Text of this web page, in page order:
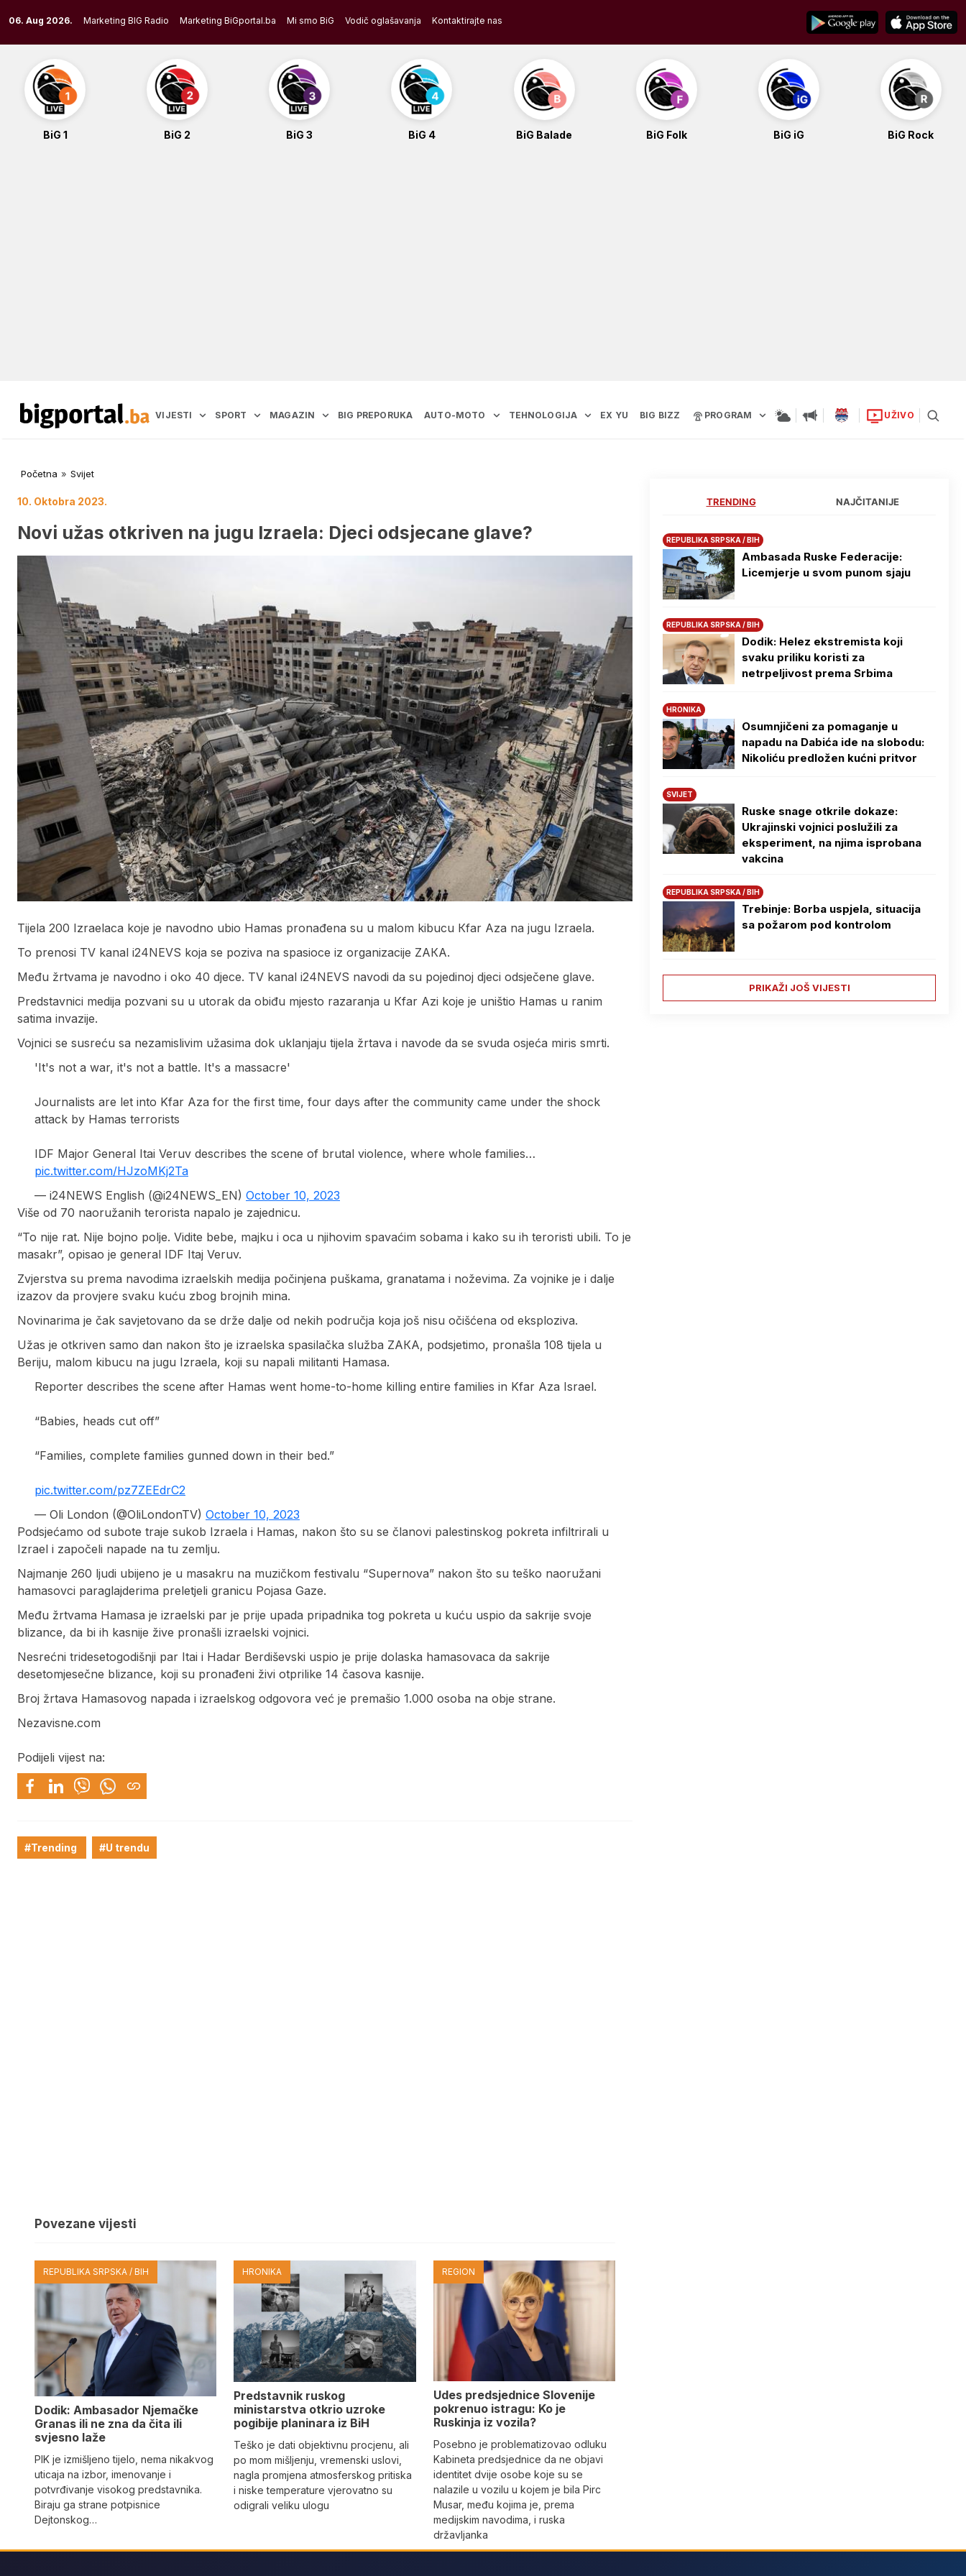
to
content
06. Aug 2026. Marketing BIG Radio Marketing BiGportal.ba Mi smo BiG Vodič oglašavanja Kontaktirajte nas
BiG 1 BiG 2 BiG 3 BiG 4 BiG Balade BiG Folk BiG iG BiG Rock
VIJESTI SPORT MAGAZIN BIG PREPORUKA AUTO-MOTO TEHNOLOGIJA EX YU BIG BIZZ PROGRAM UŽIVO
Početna » Svijet
10. Oktobra 2023.
Novi užas otkriven na jugu Izraela: Djeci odsjecane glave?
Tijela 200 Izraelaca koje je navodno ubio Hamas pronađena su u malom kibucu Кfar Aza na jugu Izraela.
To prenosi TV kanal i24NEVS koja se poziva na spasioce iz organizacije ZAКA.
Među žrtvama je navodno i oko 40 djece. TV kanal i24NEVS navodi da su pojedinoj djeci odsječene glave.
Predstavnici medija pozvani su u utorak da obiđu mjesto razaranja u Кfar Azi koje je uništio Hamas u ranim
satima invazije.
Vojnici se susreću sa nezamislivim užasima dok uklanjaju tijela žrtava i navode da se svuda osjeća miris smrti.
'It's not a war, it's not a battle. It's a massacre'
Journalists are let into Kfar Aza for the first time, four days after the community came under the shock
attack by Hamas terrorists
IDF Major General Itai Veruv describes the scene of brutal violence, where whole families…
pic.twitter.com/HJzoMKj2Ta
— i24NEWS English (@i24NEWS_EN) October 10, 2023
Više od 70 naoružanih terorista napalo je zajednicu.
“To nije rat. Nije bojno polje. Vidite bebe, majku i oca u njihovim spavaćim sobama i kako su ih teroristi ubili. To je
masakr”, opisao je general IDF Itaj Veruv.
Zvjerstva su prema navodima izraelskih medija počinjena puškama, granatama i noževima. Za vojnike je i dalje
izazov da provjere svaku kuću zbog brojnih mina.
Novinarima je čak savjetovano da se drže dalje od nekih područja koja još nisu očišćena od eksploziva.
Užas je otkriven samo dan nakon što je izraelska spasilačka služba ZAКA, podsjetimo, pronašla 108 tijela u
Beriju, malom kibucu na jugu Izraela, koji su napali militanti Hamasa.
Reporter describes the scene after Hamas went home-to-home killing entire families in Kfar Aza Israel.
“Babies, heads cut off”
“Families, complete families gunned down in their bed.”
pic.twitter.com/pz7ZEEdrC2
— Oli London (@OliLondonTV) October 10, 2023
Podsjećamo od subote traje sukob Izraela i Hamas, nakon što su se članovi palestinskog pokreta infiltrirali u
Izrael i započeli napade na tu zemlju.
Najmanje 260 ljudi ubijeno je u masakru na muzičkom festivalu “Supernova” nakon što su teško naoružani
hamasovci paraglajderima preletjeli granicu Pojasa Gaze.
Među žrtvama Hamasa je izraelski par je prije upada pripadnika tog pokreta u kuću uspio da sakrije svoje
blizance, da bi ih kasnije žive pronašli izraelski vojnici.
Nesrećni tridesetogodišnji par Itai i Hadar Berdiševski uspio je prije dolaska hamasovaca da sakrije
desetomjesečne blizance, koji su pronađeni živi otprilike 14 časova kasnije.
Broj žrtava Hamasovog napada i izraelskog odgovora već je premašio 1.000 osoba na obje strane.
Nezavisne.com
Podijeli vijest na:
#Trending #U trendu
Povezane vijesti
REPUBLIKA SRPSKA / BIH
Dodik: Ambasador Njemačke
Granas ili ne zna da čita ili
svjesno laže
PIK je izmišljeno tijelo, nema nikakvog
uticaja na izbor, imenovanje i
potvrđivanje visokog predstavnika.
Biraju ga strane potpisnice
Dejtonskog…
HRONIKA
Predstavnik ruskog
ministarstva otkrio uzroke
pogibije planinara iz BiH
Teško je dati objektivnu procjenu, ali
po mom mišljenju, vremenski uslovi,
nagla promjena atmosferskog pritiska
i niske temperature vjerovatno su
odigrali veliku ulogu
REGION
Udes predsjednice Slovenije
pokrenuo istragu: Ko je
Ruskinja iz vozila?
Posebno je problematizovao odluku
Kabineta predsjednice da ne objavi
identitet dvije osobe koje su se
nalazile u vozilu u kojem je bila Pirc
Musar, među kojima je, prema
medijskim navodima, i ruska
državljanka
TRENDING NAJČITANIJE
REPUBLIKA SRPSKA / BIH
Ambasada Ruske Federacije:
Licemjerje u svom punom sjaju
REPUBLIKA SRPSKA / BIH
Dodik: Helez ekstremista koji
svaku priliku koristi za
netrpeljivost prema Srbima
HRONIKA
Osumnjičeni za pomaganje u
napadu na Dabića ide na slobodu:
Nikoliću predložen kućni pritvor
SVIJET
Ruske snage otkrile dokaze:
Ukrajinski vojnici poslužili za
eksperiment, na njima isprobana
vakcina
REPUBLIKA SRPSKA / BIH
Trebinje: Borba uspjela, situacija
sa požarom pod kontrolom
PRIKAŽI JOŠ VIJESTI